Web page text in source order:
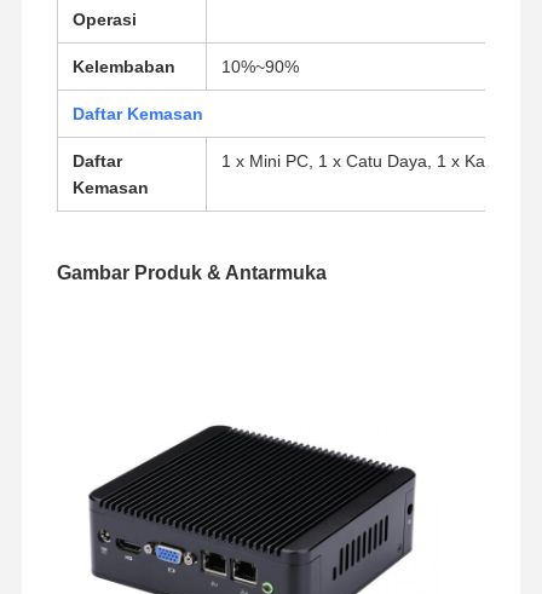
Operasi
Kelembaban 10%~90%
Daftar Kemasan
Daftar
Kemasan
1 x Mini PC, 1 x Catu Daya, 1 x Kabel
Gambar Produk & Antarmuka